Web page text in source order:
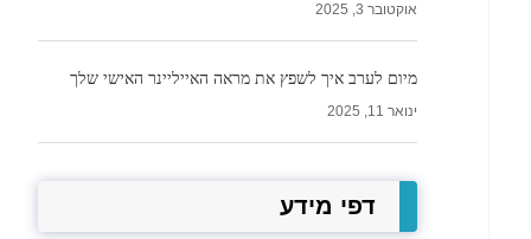
אוקטובר 3, 2025
מיום לערב איך לשפץ את מראה האייליינר האישי שלך
ינואר 11, 2025
דפי מידע